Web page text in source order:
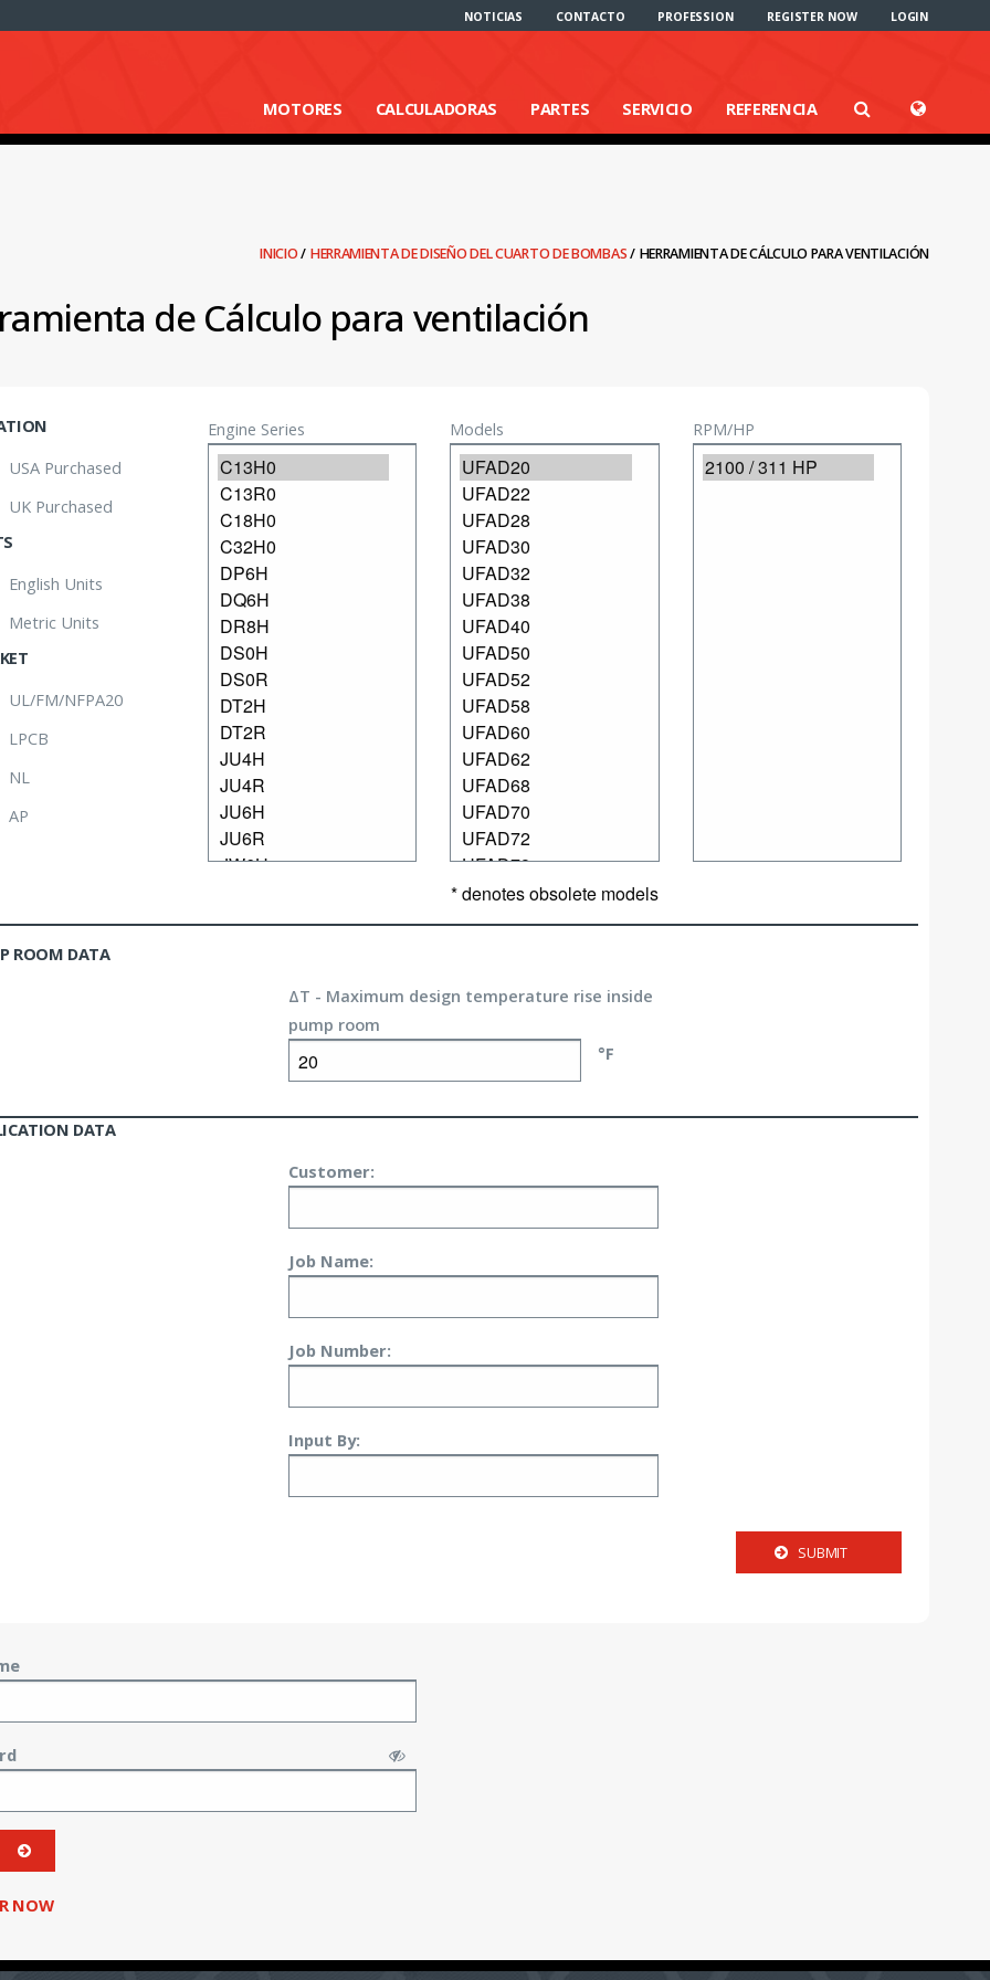
NOTICIAS CONTACTO PROFESSION REGISTER NOW LOGIN
MOTORES CALCULADORAS PARTES SERVICIO REFERENCIA
INICIO/ HERRAMIENTA DE DISEÑO DEL CUARTO DE BOMBAS/ HERRAMIENTA DE CÁLCULO PARA VENTILACIÓN
de Cálculo para ventilación
USA Purchased
UK Purchased
English Units
Metric Units
UL/FM/NFPA20
LPCB
NL
AP
Engine Series Models
* denotes obsolete models
RPM/HP
ROOM DATA
ΔT - Maximum design temperature rise inside
pump room
°F
DATA
Customer:
Job Name:
Job Number:
Input By:
SUBMIT
NOW